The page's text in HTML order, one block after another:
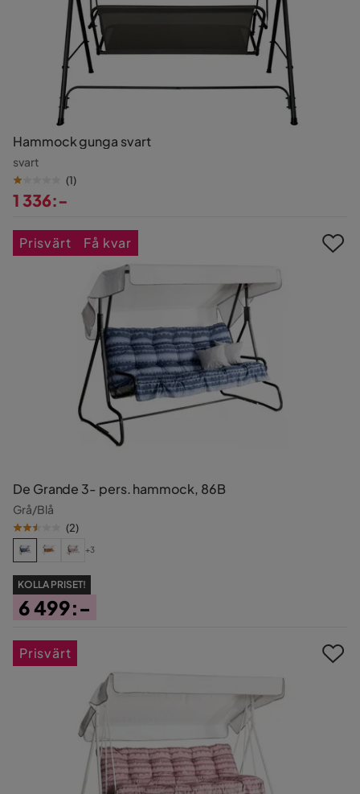
Hammock gunga svart
svart
(1)
1 336:-
De Grande 3- pers. hammock, 86B
Grå/Blå
(2)
+3
KOLLA PRISET!
6 499:-
Prisvärt Få kvar
Prisvärt